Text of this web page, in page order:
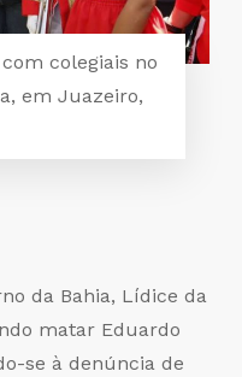
colegiais no
em Juazeiro,
da Bahia, Lídice da
matar Eduardo
se à denúncia de